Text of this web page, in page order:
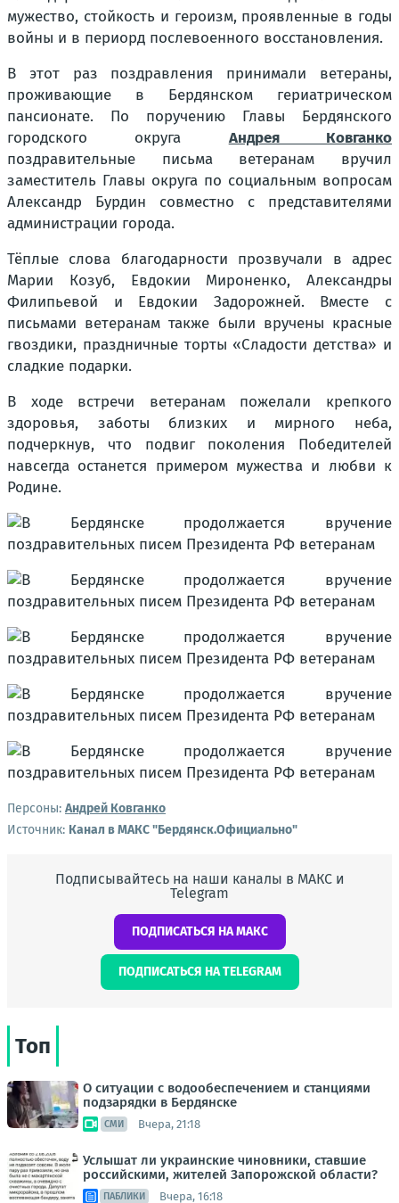
мужество, стойкость и героизм, проявленные в годы
войны и в периорд послевоенного восстановления.
В этот раз поздравления принимали ветераны,
проживающие в Бердянском гериатрическом
пансионате. По поручению Главы Бердянского
городского округа Андрея Ковганко
поздравительные письма ветеранам вручил
заместитель Главы округа по социальным вопросам
Александр Бурдин совместно с представителями
администрации города.
Тёплые слова благодарности прозвучали в адрес
Марии Козуб, Евдокии Мироненко, Александры
Филипьевой и Евдокии Задорожней. Вместе с
письмами ветеранам также были вручены красные
гвоздики, праздничные торты «Сладости детства» и
сладкие подарки.
В ходе встречи ветеранам пожелали крепкого
здоровья, заботы близких и мирного неба,
подчеркнув, что подвиг поколения Победителей
навсегда останется примером мужества и любви к
Родине.
Персоны: Андрей Ковганко
Источник: Канал в МАКС "Бердянск.Официально"
Подписывайтесь на наши каналы в МАКС и
Telegram
ПОДПИСАТЬСЯ НА МАКС
ПОДПИСАТЬСЯ НА TELEGRAM
Топ
О ситуации с водообеспечением и станциями
подзарядки в Бердянске
СМИ Вчера, 21:18
Услышат ли украинские чиновники, ставшие
российскими, жителей Запорожской области?
ПАБЛИКИ Вчера, 16:18